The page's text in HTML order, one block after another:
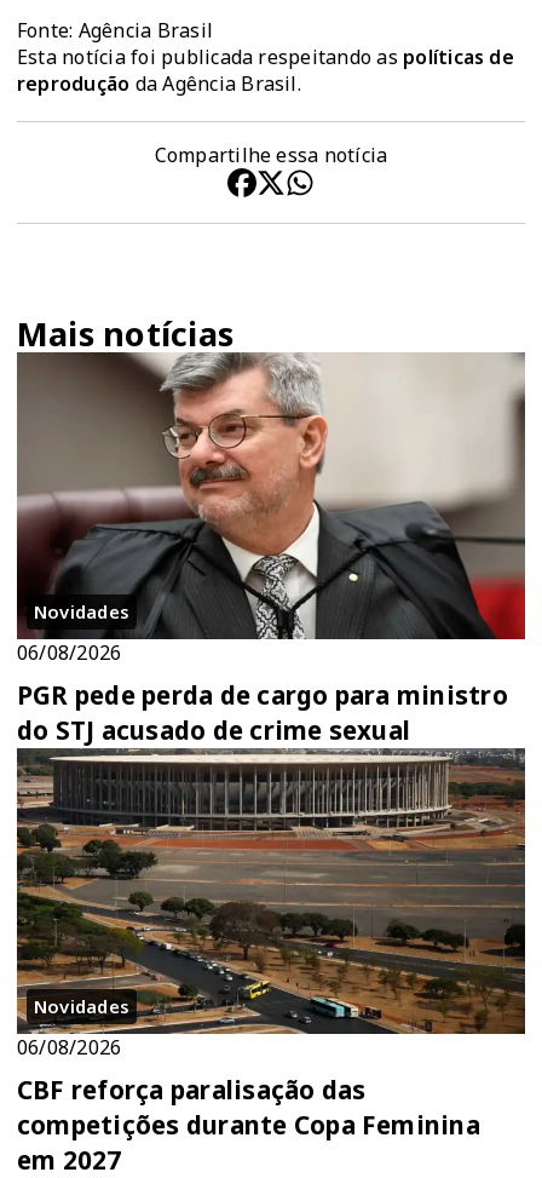
Fonte: Agência Brasil
Esta notícia foi publicada respeitando as políticas de
reprodução da Agência Brasil.
Compartilhe essa notícia
Mais notícias
Novidades
06/08/2026
PGR pede perda de cargo para ministro
do STJ acusado de crime sexual
Novidades
06/08/2026
CBF reforça paralisação das
competições durante Copa Feminina
em 2027